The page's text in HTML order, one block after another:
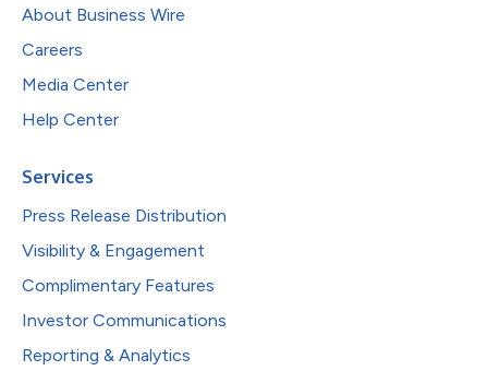
About Business Wire
Careers
Media Center
Help Center
Services
Press Release Distribution
Visibility & Engagement
Complimentary Features
Investor Communications
Reporting & Analytics